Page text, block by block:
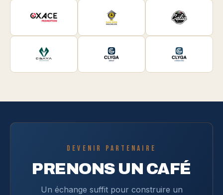
DEVENIR PARTENAIRE
PRENONS UN CAFÉ
Un échange suffit pour construire un